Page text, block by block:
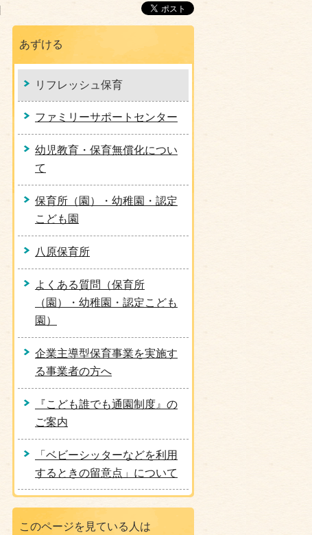
あずける
リフレッシュ保育
ファミリーサポートセンター
幼児教育・保育無償化につい
て
保育所（園）・幼稚園・認定
こども園
八原保育所
よくある質問（保育所
（園）・幼稚園・認定こども
園）
企業主導型保育事業を実施す
る事業者の方へ
『こども誰でも通園制度』の
ご案内
「ベビーシッターなどを利用
するときの留意点」について
このページを見ている人は